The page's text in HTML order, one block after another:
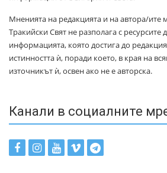
Мненията на редакцията и на автора/ите
Тракийски Свят не разполага с ресурсите
информацията, която достига до
истинността ѝ, поради което, в края на
източникът ѝ, освен ако не е авторска.
Канали в социалните